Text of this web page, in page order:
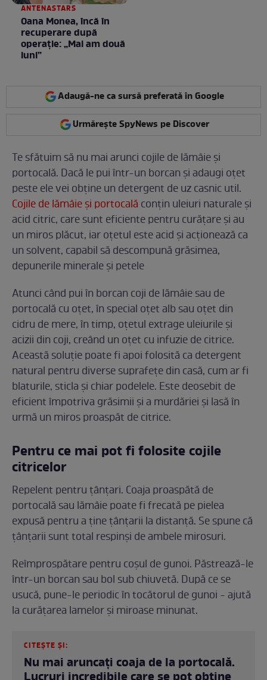
ANTENASTARS
Oana Monea, încă în
recuperare după
operație: „Mai am două
luni”
Adaugă-ne ca sursă preferată în Google
Urmărește SpyNews pe Discover
Te sfătuim să nu mai arunci cojile de lămâie și
portocală. Dacă le pui într-un borcan și adaugi oțet
peste ele vei obține un detergent de uz casnic util.
Cojile de lămâie și portocală conțin uleiuri naturale și
acid citric, care sunt eficiente pentru curățare și au
un miros plăcut, iar oțetul este acid și acționează ca
un solvent, capabil să descompună grăsimea,
depunerile minerale și petele
Atunci când pui în borcan coji de lămâie sau de
portocală cu oțet, în special oțet alb sau oțet din
cidru de mere, în timp, oțetul extrage uleiurile și
acizii din coji, creând un oțet cu infuzie de citrice.
Această soluție poate fi apoi folosită ca detergent
natural pentru diverse suprafețe din casă, cum ar fi
blaturile, sticla și chiar podelele. Este deosebit de
eficient împotriva grăsimii și a murdăriei și lasă în
urmă un miros proaspăt de citrice.
Pentru ce mai pot fi folosite cojile
citricelor
Repelent pentru țânțari. Coaja proaspătă de
portocală sau lămâie poate fi frecată pe pielea
expusă pentru a ține țânțarii la distanță. Se spune că
țânțarii sunt total respinși de ambele mirosuri.
Reîmprospătare pentru coșul de gunoi. Păstrează-le
într-un borcan sau bol sub chiuvetă. După ce se
usucă, pune-le periodic în tocătorul de gunoi - ajută
la curățarea lamelor și miroase minunat.
CITEȘTE ȘI:
Nu mai aruncaţi coaja de la portocală.